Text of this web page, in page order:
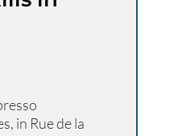
in Rue de la